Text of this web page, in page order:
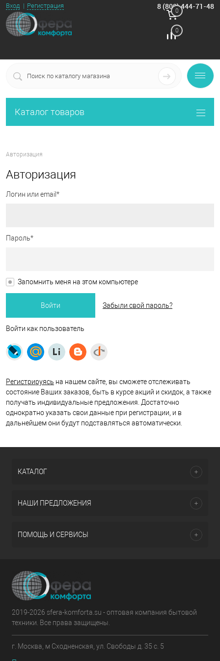
Вход Регистрация 8 (800) 444-71-48
0
0
Каталог товаров
Авторизация
Авторизация
Логин или email*
Пароль*
Запомнить меня на этом компьютере
Забыли свой пароль?
Войти как пользователь
Регистрируясь на нашем сайте, вы сможете отслеживать
состояние Ваших заказов, быть в курсе акций и скидок, а также
получать индивидуальные предложения. Достаточно
однократно указать свои данные при регистрации, и в
дальнейшем они будут подставляться автоматически.
КАТАЛОГ
НАШИ ПРЕДЛОЖЕНИЯ
ПОМОЩЬ И СЕРВИСЫ
2019-2026 sfera-komforta.su - оптовая компания бытовой
техники. Все права защищены.
г. Москва, м Сходненская, ул. Свободы д. 35 с. 5